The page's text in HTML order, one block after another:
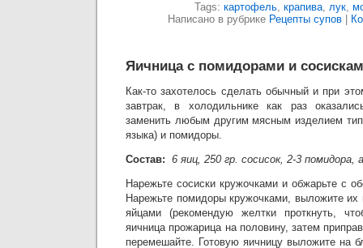
Tags: картофель, крапива, лук,
Написано в рубрике Рецепты супов|
Яичница с помидорами и
Как-то захотелось сделать обычный и при
завтрак, в холодильнике как раз
заменить любым другим мясным изделием
языка) и помидоры.
Состав: 6 яиц, 250 гр. сосисок, 2-3 помидора,
Нарежьте сосиски кружочками и обжарьте с
Нарежьте помидоры кружочками, выложите их
яйцами (рекомендую желтки проткнуть,
яичница прожарица на половину, затем
перемешайте. Готовую яичницу выложите на